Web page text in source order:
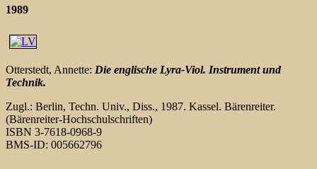
1989
Otterstedt, Annette: Die englische Lyra-Viol. Instrument und
Technik.
Zugl.: Berlin, Techn. Univ., Diss., 1987. Kassel. Bärenreiter.
(Bärenreiter-Hochschulschriften)
ISBN 3-7618-0968-9
BMS-ID: 005662796